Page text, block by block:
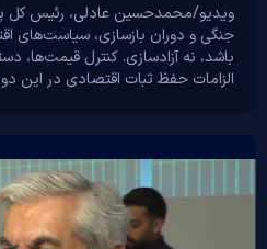
ویدیو/محمدحسین عادلی، رئیس کل
جنگی و دوران بازسازی، سیاست‌های
باشد، نه آزادسازی. کنترل قیمت‌ها،
الزامات حفظ ثبات اقتصادی در این